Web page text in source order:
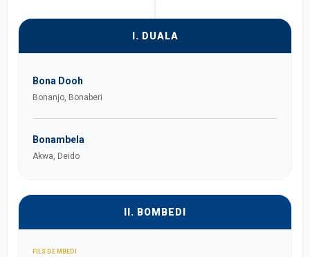
I. DUALA
Bona Dooh
Bonanjo, Bonaberi
Bonambela
Akwa, Deido
II. BOMBEDI
FILS DE MBEDI